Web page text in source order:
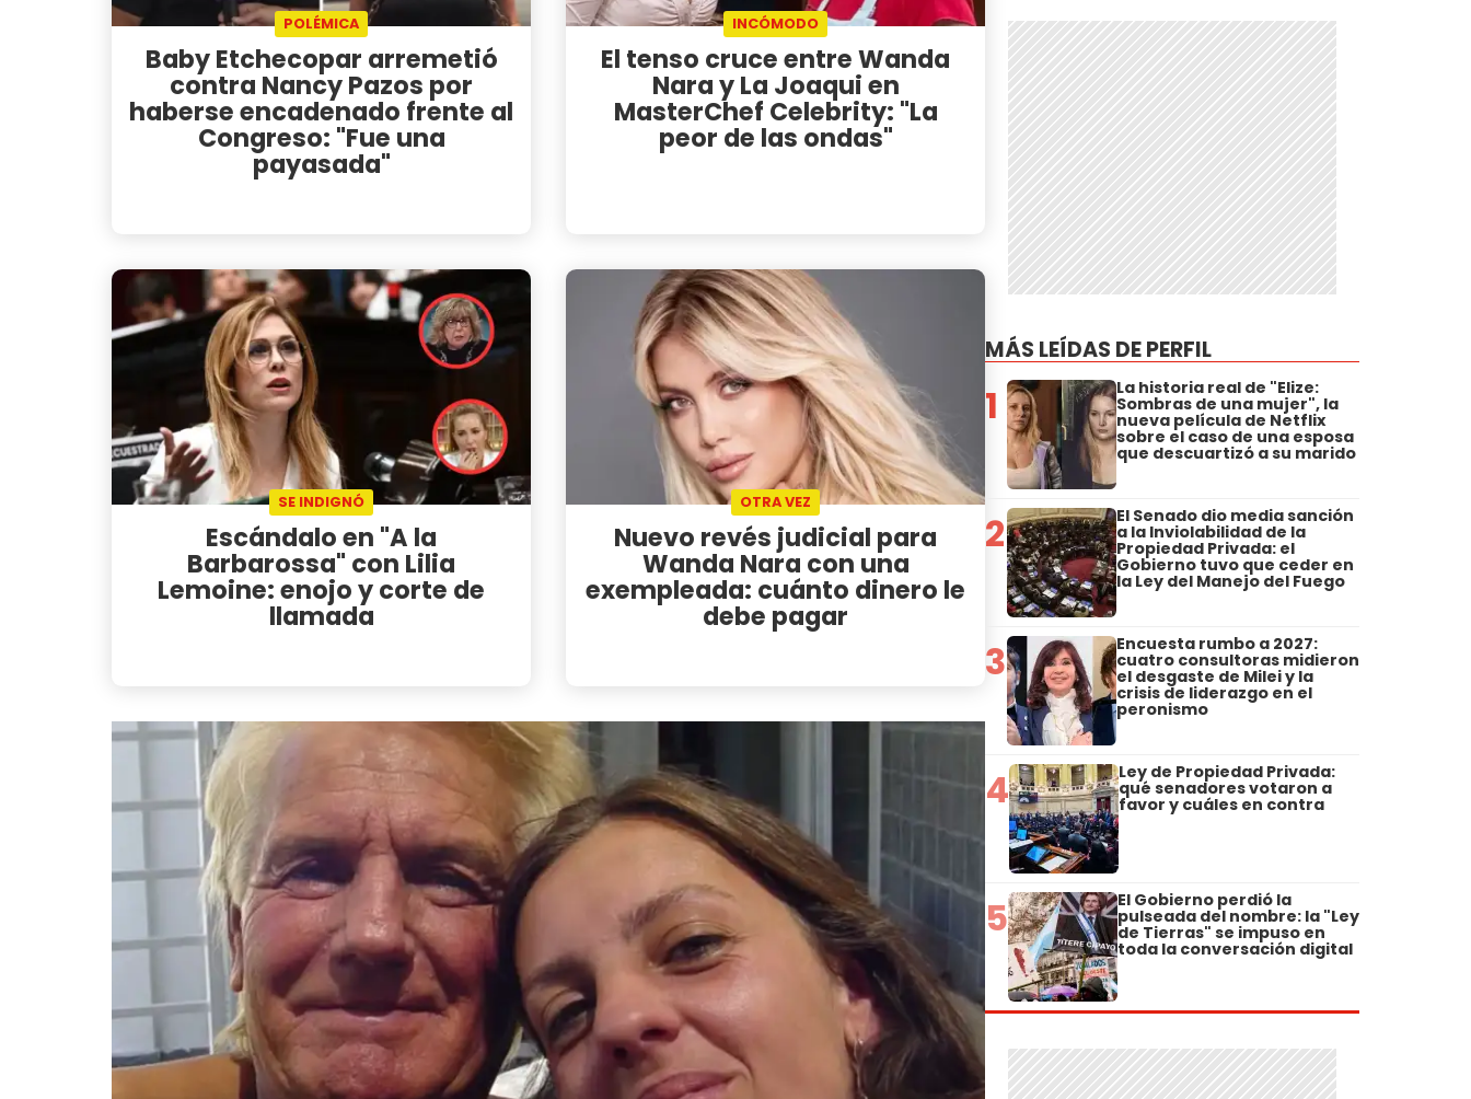
POLÉMICA
Baby Etchecopar arremetió
contra Nancy Pazos por
haberse encadenado frente al
Congreso: "Fue una
payasada"
INCÓMODO
El tenso cruce entre Wanda
Nara y La Joaqui en
MasterChef Celebrity: "La
peor de las ondas"
SE INDIGNÓ
Escándalo en "A la
Barbarossa" con Lilia
Lemoine: enojo y corte de
llamada
OTRA VEZ
Nuevo revés judicial para
Wanda Nara con una
exempleada: cuánto dinero le
debe pagar
MÁS LEÍDAS DE PERFIL
1 La historia real de "Elize:
Sombras de una mujer", la
nueva película de Netflix
sobre el caso de una esposa
que descuartizó a su marido
2 El Senado dio media sanción
a la Inviolabilidad de la
Propiedad Privada: el
Gobierno tuvo que ceder en
la Ley del Manejo del Fuego
3 Encuesta rumbo a 2027:
cuatro consultoras midieron
el desgaste de Milei y la
crisis de liderazgo en el
peronismo
4 Ley de Propiedad Privada:
qué senadores votaron a
favor y cuáles en contra
5 El Gobierno perdió la
pulseada del nombre: la "Ley
de Tierras" se impuso en
toda la conversación digital